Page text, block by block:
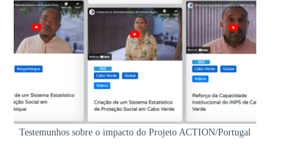
Testemunhos sobre o impacto do Projeto ACTION/Portugal